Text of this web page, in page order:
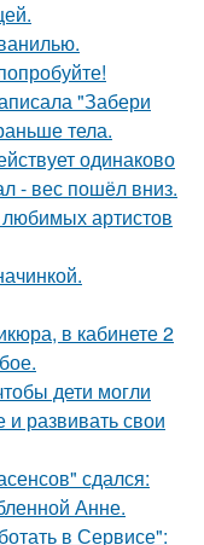
"Забери
тела.
одинаково
- вес пошёл вниз.
артистов
в кабинете 2
дети могли
и развивать свои
сдался:
Анне.
в Сервисе":